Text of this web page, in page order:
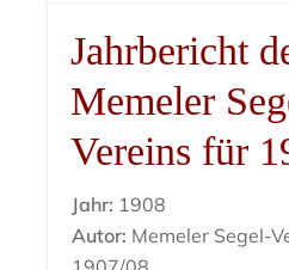
Jahrbericht
Memeler
Vereins für
Jahr: 1908
Autor: Memeler Segel-